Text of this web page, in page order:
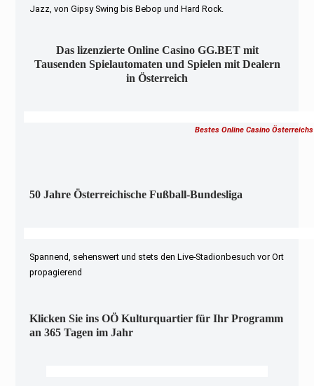
Jazz, von Gipsy Swing bis Bebop und Hard Rock.
Das lizenzierte Online Casino GG.BET mit
Tausenden Spielautomaten und Spielen mit Dealern
in Österreich
Bestes Online Casino Österreichs
50 Jahre Österreichische Fußball-Bundesliga
Spannend, sehenswert und stets den Live-Stadionbesuch vor Ort
propagierend
Klicken Sie ins OÖ Kulturquartier für Ihr Programm
an 365 Tagen im Jahr